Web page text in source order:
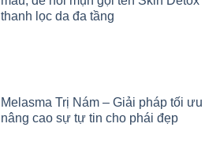
thanh lọc da đa tầng
Melasma Trị Nám – Giải pháp tối ưu
nâng cao sự tự tin cho phái đẹp